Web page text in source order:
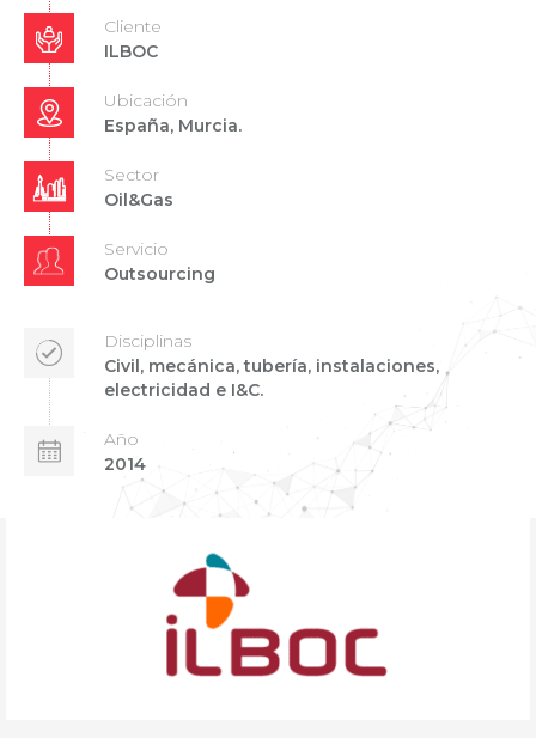
Cliente
ILBOC
Ubicación
España, Murcia.
Sector
Oil&Gas
Servicio
Outsourcing
Disciplinas
Civil, mecánica, tubería, instalaciones,
electricidad e I&C.
Año
2014